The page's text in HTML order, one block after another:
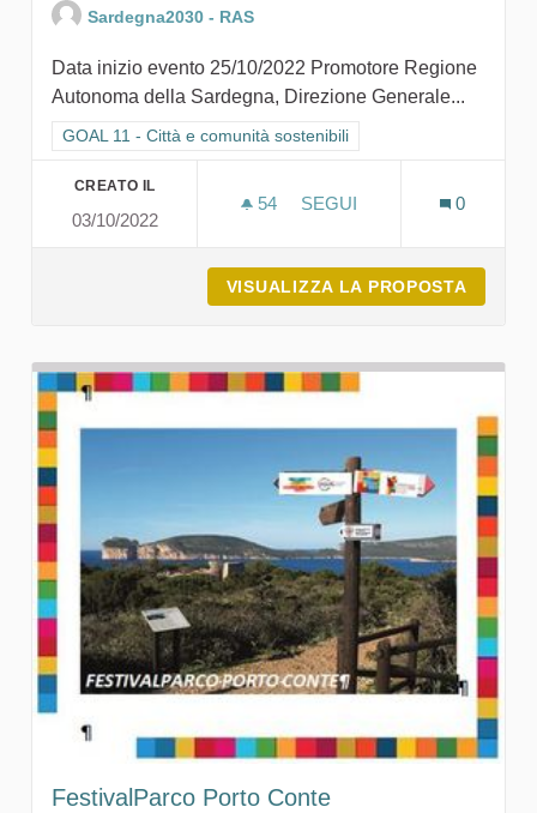
Sardegna2030 - RAS
Data inizio evento 25/10/2022 Promotore Regione
Autonoma della Sardegna, Direzione Generale...
Filtra i risultati per categoria: GOAL 11 - Città e comunità
GOAL 11 - Città e comunità sostenibili
CREATO IL
03/10/2022
54 54 SOSTENITORI
SEGUI
0
VISUALIZZA LA PROPOSTA
FestivalParco Porto Conte